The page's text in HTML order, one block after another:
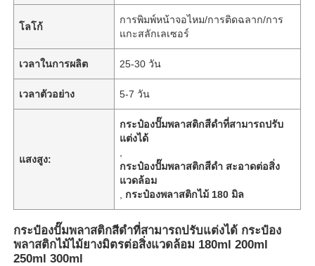
โลโก้
การพิมพ์หน้าจอไหม/การติดฉลาก/การ
แกะสลักเลเซอร์
เวลาในการผลิต 25-30 วัน
เวลาตัวอย่าง 5-7 วัน
แสงสูง:
กระป๋องปั๊มพลาสติกสีดําที่สามารถปรับ
แต่งได้
กระป๋องปั๊มพลาสติกสีดํา สะอาดต่อสิ่ง
แวดล้อม
กระป๋องพลาสติกไม้ 180 มิล
กระป๋องปั๊มพลาสติกสีดําที่สามารถปรับแต่งได้ กระป๋อง
พลาสติกไม้ไม้ยางมิตรต่อสิ่งแวดล้อม 180ml 200ml
250ml 300ml